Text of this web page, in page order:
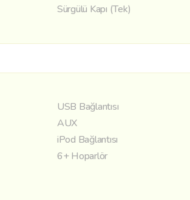
Sürgülü Kapı (Tek)
USB Bağlantısı
AUX
iPod Bağlantısı
6+ Hoparlör